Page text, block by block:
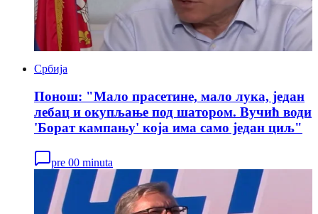
Србија
Понош: "Мало прасетине, мало лука, један
лебац и окупљање под шатором. Вучић води
'Борат кампању' која има само један циљ"
pre 00 minuta